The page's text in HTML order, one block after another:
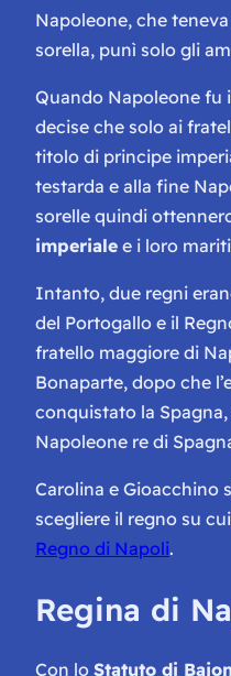
Napoleone, che
sorella, punì solo gli
Quando Napoleone fu
decise che solo ai
titolo di principe
testarda e alla fine
sorelle quindi
imperiale e i loro
Intanto, due regni
del Portogallo e il
fratello maggiore di
Bonaparte, dopo che
conquistato la
Napoleone re di
Carolina e Gioacchino
scegliere il regno su
Regno di Napoli.
Regina di
Con lo Statuto di